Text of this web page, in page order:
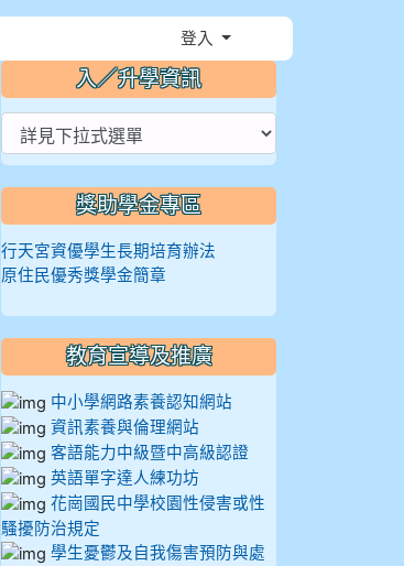
登入
入／升學資訊
獎助學金專區
行天宮資優學生長期培育辦法
原住民優秀獎學金簡章
教育宣導及推廣
中小學網路素養認知網站
資訊素養與倫理網站
客語能力中級暨中高級認證
英語單字達人練功坊
花崗國民中學校園性侵害或性
騷擾防治規定
學生憂鬱及自我傷害預防與處